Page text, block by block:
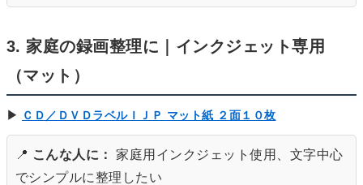
3. 家庭の録画整理に｜インクジェット専用
（マット）
▶ ＣＤ／ＤＶＤラベルＩＪＰ マット紙 ２面１０枚
📍 こんな人に：
家庭用インクジェット使用、文字中心
でシンプルに整理したい